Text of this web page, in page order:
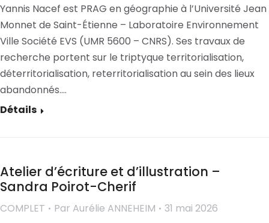
Yannis Nacef est PRAG en géographie à l’Université Jean
Monnet de Saint-Étienne – Laboratoire Environnement
Ville Société EVS (UMR 5600 – CNRS). Ses travaux de
recherche portent sur le triptyque territorialisation,
déterritorialisation, reterritorialisation au sein des lieux
abandonnés.…
Détails
Atelier d’écriture et d’illustration –
Sandra Poirot-Cherif
COMPLET Par Aurélie ANNEHEIM
31 mai 2026